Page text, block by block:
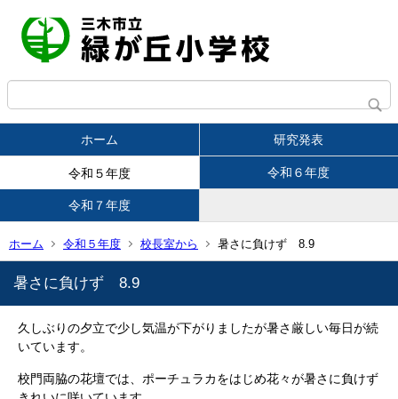
ホーム 研究発表
令和５年度 令和６年度
令和７年度
ホーム 令和５年度 校長室から 暑さに負けず 8.9
暑さに負けず 8.9
久しぶりの夕立で少し気温が下がりましたが暑さ厳しい毎日が続
いています。
校門両脇の花壇では、ポーチュラカをはじめ花々が暑さに負けず